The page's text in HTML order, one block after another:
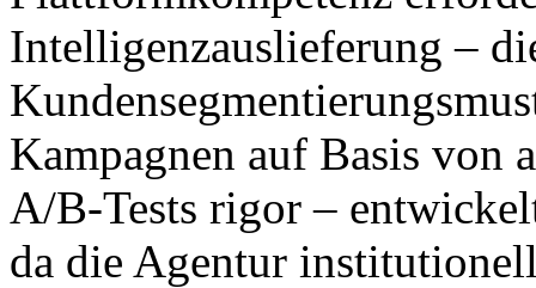
Intelligenzauslieferung –
Kampagnen auf Basis von
A/B-Tests rigor –
da die Agentur